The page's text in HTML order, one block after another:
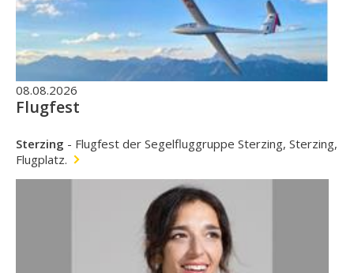
08.08.2026
Flugfest
Sterzing - Flugfest der Segelfluggruppe Sterzing, Sterzing,
Flugplatz.